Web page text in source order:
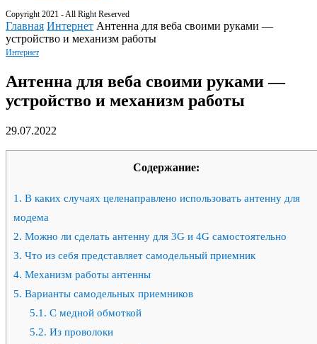
Copyright 2021 - All Right Reserved
Главная Интернет Антенна для веба своими руками —
устройство и механизм работы
Интернет
Антенна для веба своими руками —
устройство и механизм работы
29.07.2022
Содержание:
1. В каких случаях целенаправлено использовать антенну для
модема
2. Можно ли сделать антенну для 3G и 4G самостоятельно
3. Что из себя представляет самодельный приемник
4. Механизм работы антенны
5. Варианты самодельных приемников
5.1. С медной обмоткой
5.2. Из проволоки